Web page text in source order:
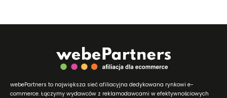
webePartners to największa sieć afiliacyjna dedykowana rynkowi e-
commerce. Łączymy wydawców z reklamodawcami w efektywnościowych